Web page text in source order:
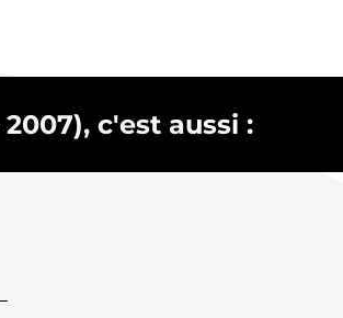
c'est aussi :